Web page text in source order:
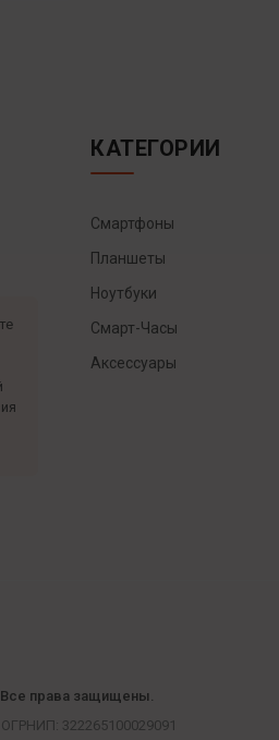
КАТЕГОРИИ
Смартфоны
Планшеты
Ноутбуки
Смарт-Часы
Аксессуары
права защищены.
322265100029091